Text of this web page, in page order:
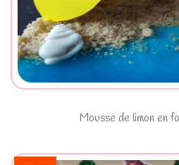
Ver Mousse de
Mousse de limon en